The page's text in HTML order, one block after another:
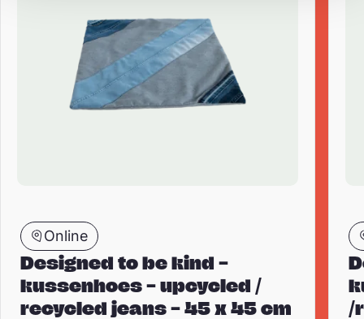
Online
Designed to be kind –
kussenhoes – upcycled /
recycled jeans – 45 x 45 cm
/